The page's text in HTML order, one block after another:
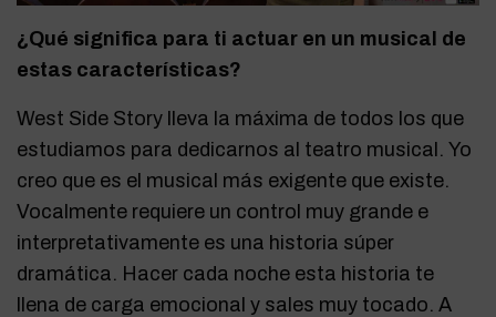
¿Qué significa para ti actuar en un musical de
estas características?
West Side Story lleva la máxima de todos los que
estudiamos para dedicarnos al teatro musical. Yo
creo que es el musical más exigente que existe.
Vocalmente requiere un control muy grande e
interpretativamente es una historia súper
dramática. Hacer cada noche esta historia te
llena de carga emocional y sales muy tocado. A